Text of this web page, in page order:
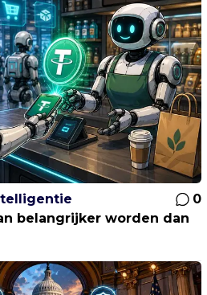
0
belangrijker worden dan